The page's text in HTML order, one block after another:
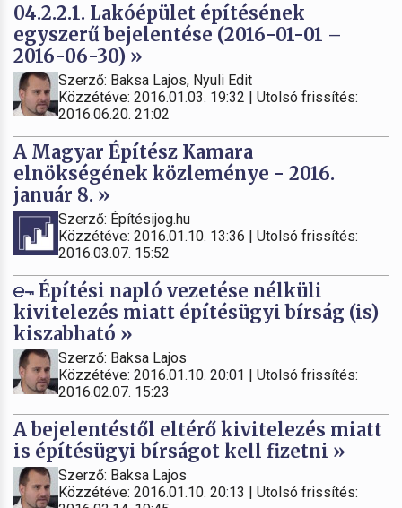
04.2.2.1. Lakóépület építésének
egyszerű bejelentése (2016-01-01 –
2016-06-30) »
Szerző: Baksa Lajos, Nyuli Edit
Közzétéve: 2016.01.03. 19:32 | Utolsó frissítés:
2016.06.20. 21:02
A Magyar Építész Kamara
elnökségének közleménye - 2016.
január 8. »
Szerző: Építésijog.hu
Közzétéve: 2016.01.10. 13:36 | Utolsó frissítés:
2016.03.07. 15:52
Építési napló vezetése nélküli
kivitelezés miatt építésügyi bírság (is)
kiszabható »
Szerző: Baksa Lajos
Közzétéve: 2016.01.10. 20:01 | Utolsó frissítés:
2016.02.07. 15:23
A bejelentéstől eltérő kivitelezés miatt
is építésügyi bírságot kell fizetni »
Szerző: Baksa Lajos
Közzétéve: 2016.01.10. 20:13 | Utolsó frissítés: